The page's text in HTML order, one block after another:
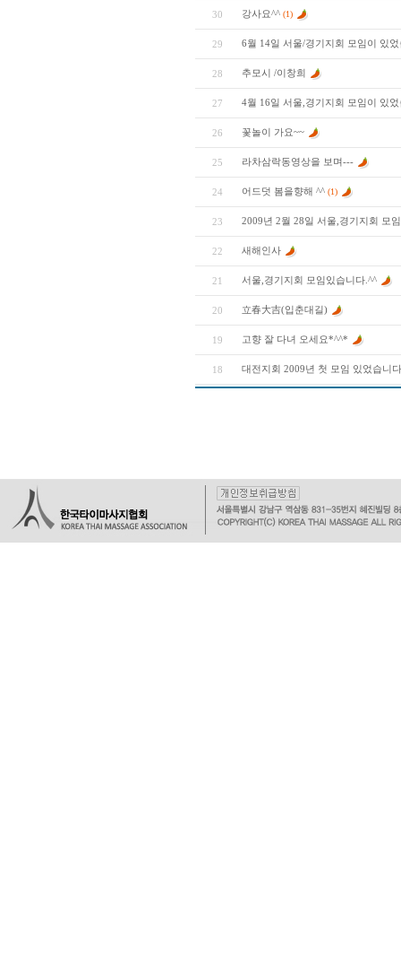
30 강사요^^ (1)
29 6월 14일 서울/경기지회 모임이 있
28 추모시 /이창희
27 4월 16일 서울,경기지회 모임이 있
26 꽃놀이 가요~~
25 라차삼락동영상을 보며---
24 어드덧 봄을향해 ^^ (1)
23 2009년 2월 28일 서울,경기지회 모
22 새해인사
21 서울,경기지회 모임있습니다.^^
20 立春大吉(입춘대길)
19 고향 잘 다녀 오세요*^^*
18 대전지회 2009년 첫 모임 있었습니